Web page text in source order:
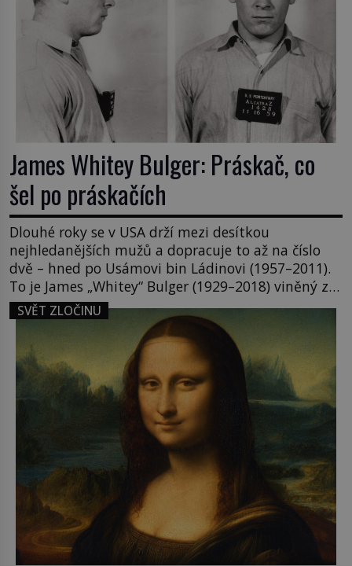
James Whitey Bulger: Práskač, co
šel po práskačích
Dlouhé roky se v USA drží mezi desítkou
nejhledanějších mužů a dopracuje to až na číslo
dvě – hned po Usámovi bin Ládinovi (1957–2011).
To je James „Whitey“ Bulger (1929–2018) viněný ze
spoluúčasti na 19 vraždách, vydírání a lichvy. A
samozřejmě, krom toho je ještě drogový dealer,
který neváhá odstranit z cesty všechny práskače,
zatímco […]
SVĚT ZLOČINU